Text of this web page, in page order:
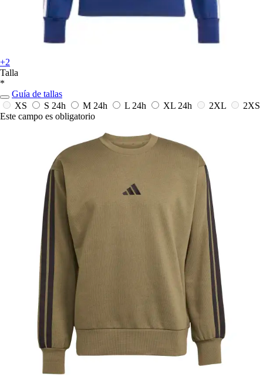
+2
Talla
*
Guía de tallas
XS
S 24h M 24h L 24h XL 24h 2XL
2XS
Este campo es obligatorio